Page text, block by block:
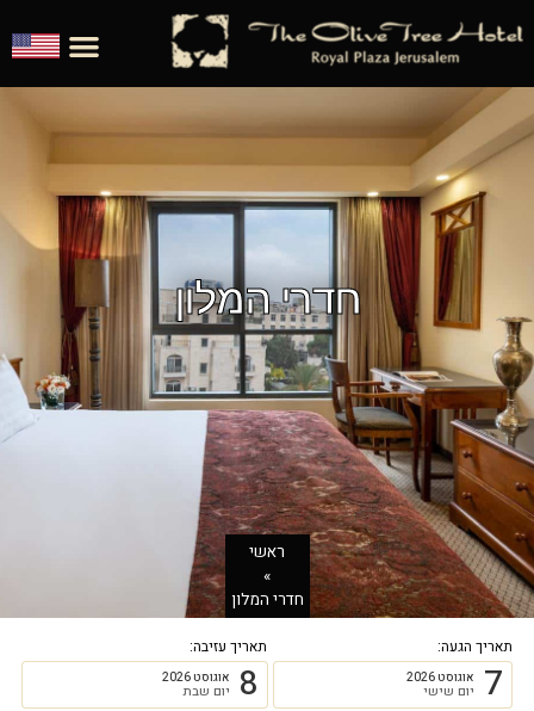
חדרי המלון
ראשי
»
חדרי המלון
תאריך הגעה:
7 אוגוסט 2026
יום שישי
תאריך עזיבה:
8 אוגוסט 2026
יום שבת